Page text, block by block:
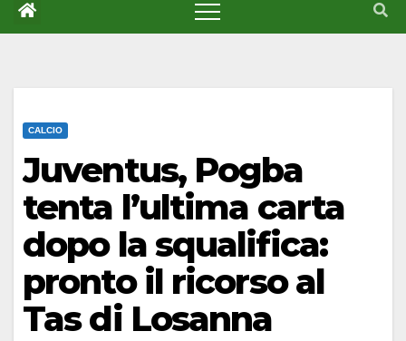
CALCIO
Juventus, Pogba
tenta l’ultima carta
dopo la squalifica:
pronto il ricorso al
Tas di Losanna